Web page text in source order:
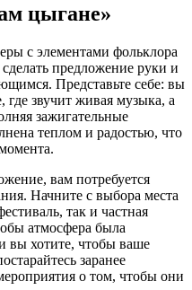
цыгане»
с элементами фольклора
предложение руки и
Представьте себе: вы
где звучит живая музыка, а
зажигательные
теплом и радостью, что
вам потребуется
Начните с выбора места
так и частная
атмосфера была
вы хотите, чтобы ваше
заранее
о том, чтобы они